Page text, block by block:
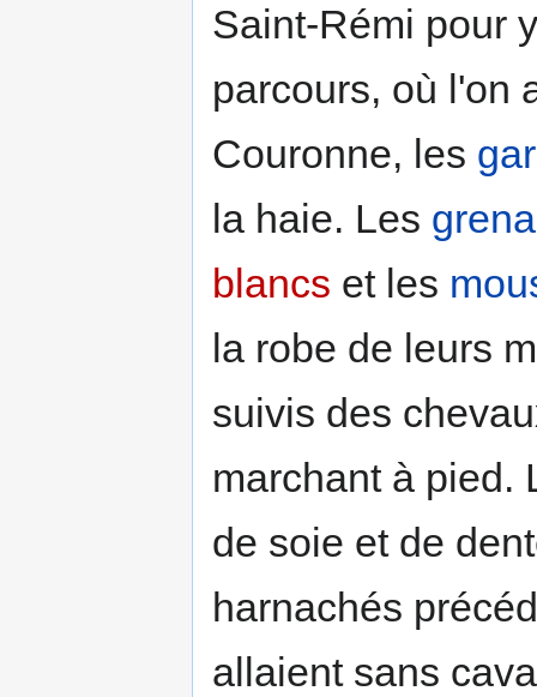
Saint-Rémi pour
parcours, où l'on
Couronne, les
la haie. Les
blancs et les
la robe de leurs
suivis des
marchant à pied.
de soie et de
harnachés
allaient sans